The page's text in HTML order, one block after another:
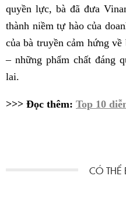
quyền lực, bà đã đưa
thành niềm tự hào của
của bà truyền cảm hứng
– những phẩm chất đáng
lai.
>>> Đọc thêm: Top 10